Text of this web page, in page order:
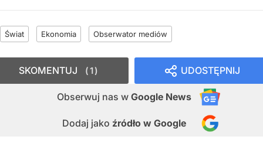
Świat Ekonomia Obserwator mediów
UDOSTĘPNIJ
Obserwuj nas w Google News
Dodaj jako źródło w Google
SKOMENTUJ 1